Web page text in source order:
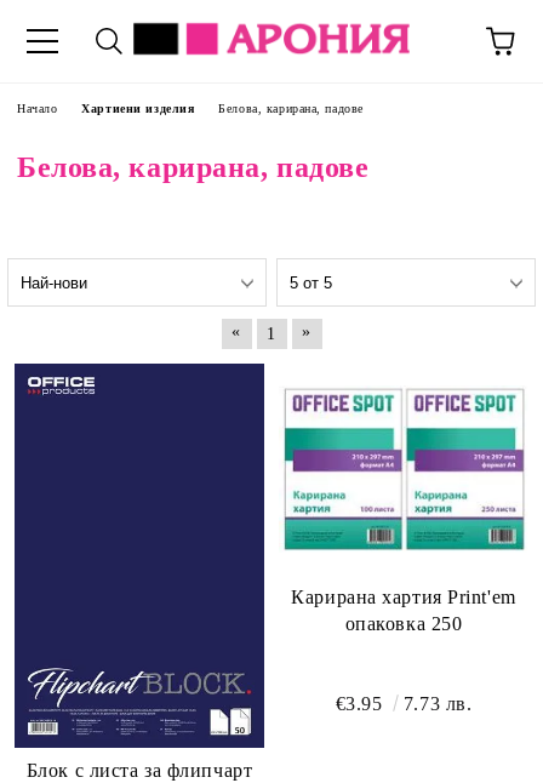
Начало Хартиени изделия Белова, карирана, падове
Белова, карирана, падове
« 1 »
Блок с листа за флипчарт
Карирана хартия Print'em
опаковка 250
€3.95 7.73 лв.